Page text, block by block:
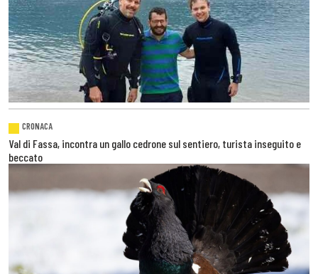
CRONACA
Val di Fassa, incontra un gallo cedrone sul sentiero, turista inseguito e
beccato